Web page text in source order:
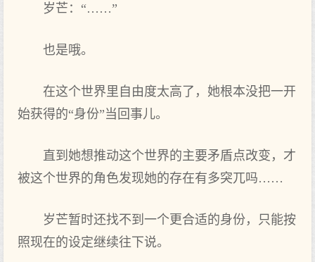
岁芒：“……”
也是哦。
在这个世界里自由度太高了，她根本没把一开
始获得的“身份”当回事儿。
直到她想推动这个世界的主要矛盾点改变，才
被这个世界的角色发现她的存在有多突兀吗……
岁芒暂时还找不到一个更合适的身份，只能按
照现在的设定继续往下说。